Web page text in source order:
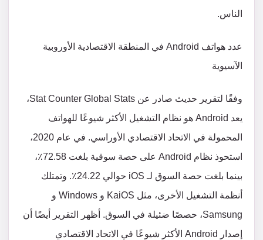
الناس.
عدد هواتف Android في المنطقة الاقتصادية الأوروبية
الآسيوية
وفقًا لتقرير حديث صادر عن Stat Counter Global Stats،
يعد Android هو نظام التشغيل الأكثر شيوعًا للهواتف
المحمولة في الاتحاد الاقتصادي الأوراسي. في عام 2020،
استحوذ نظام Android على حصة سوقية بلغت 72.58٪،
بينما بلغت حصة السوق لـ iOS حوالي 24.22٪. وتمتلك
أنظمة التشغيل الأخرى، مثل KaiOS و Windows و
Samsung، حصصًا ضئيلة في السوق. أظهر التقرير أيضًا أن
إصدار Android الأكثر شيوعًا في الاتحاد الاقتصادي